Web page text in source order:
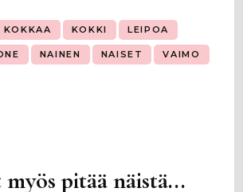
KOKKAA KOKKI LEIPOA
NAINEN NAISET VAIMO
myös pitää näistä...